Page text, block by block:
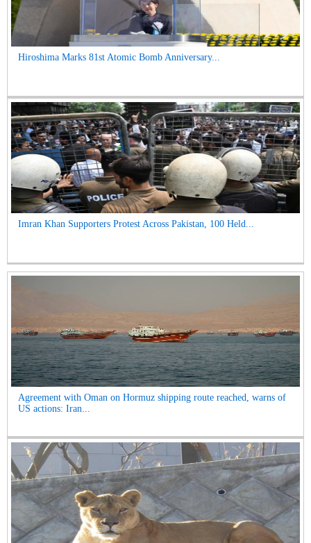
Hiroshima Marks 81st Atomic Bomb Anniversary...
Imran Khan Supporters Protest Across Pakistan, 100 Held...
Agreement with Oman on Hormuz shipping route reached, warns of
US actions: Iran...